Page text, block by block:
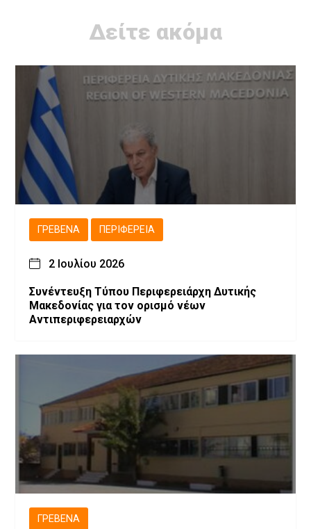
Δείτε ακόμα
ΓΡΕΒΕΝΆ ΠΕΡΙΦΈΡΕΙΑ
2 Ιουλίου 2026
Συνέντευξη Τύπου Περιφερειάρχη Δυτικής
Μακεδονίας για τον ορισμό νέων
Αντιπεριφερειαρχών
ΓΡΕΒΕΝΆ